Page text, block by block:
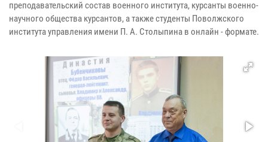
преподавательский состав военного института, курсанты военно-
научного общества курсантов, атакже студенты Поволжского
института управления имени П. А. Столыпина в онлайн - формате.